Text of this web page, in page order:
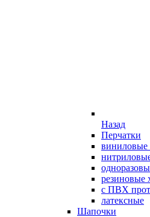
Назад
Перчатки
виниловые
резиновые
с ПВХ
латексные
Шапочки